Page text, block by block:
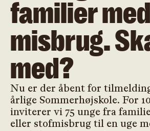
familier med
misbrug.
med?
Nu er der åbent for
årlige Sommerhøjskole. For
inviterer vi 75 unge fra
eller stofmisbrug til en uge